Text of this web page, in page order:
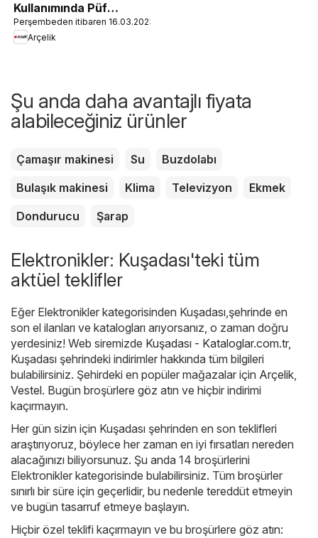
Kullanımında Püf
Noktaları
Perşembeden itibaren 16.03.2023
Arçelik
Şu anda daha avantajlı fiyata
alabileceğiniz ürünler
Çamaşır makinesi Su
Buzdolabı
Bulaşık makinesi
Klima Televizyon
Ekmek
Dondurucu
Şarap
Elektronikler: Kuşadası'teki tüm
aktüel teklifler
Eğer Elektronikler kategorisinden Kuşadası,şehrinde en
son el ilanları ve katalogları arıyorsanız, o zaman doğru
yerdesiniz! Web siremizde Kuşadası - Kataloglar.com.tr,
Kuşadası şehrindeki indirimler hakkında tüm bilgileri
bulabilirsiniz. Şehirdeki en popüler mağazalar için Arçelik,
Vestel. Bugün broşürlere göz atın ve hiçbir indirimi
kaçırmayın.
Her gün sizin için Kuşadası şehrinden en son teklifleri
araştırıyoruz, böylece her zaman en iyi fırsatları nereden
alacağınızı biliyorsunuz. Şu anda 14 broşürlerini
Elektronikler kategorisinde bulabilirsiniz. Tüm broşürler
sınırlı bir süre için geçerlidir, bu nedenle tereddüt etmeyin
ve bugün tasarruf etmeye başlayın.
Hiçbir özel teklifi kaçırmayın ve bu broşürlere göz atın: